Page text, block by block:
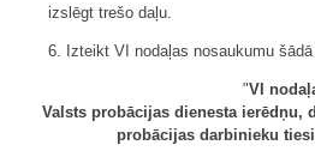
izslēgt trešo daļu.
6. Izteikt VI nodaļas nosaukumu
"VI
Valsts probācijas dienesta ierēdņu,
probācijas darbinieku